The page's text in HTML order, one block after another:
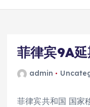
菲律宾9A延
admin
菲律宾共和国 国家